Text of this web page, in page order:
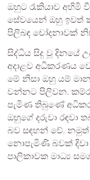
ඔහුට රැකියාව අහිමි
සේවයෙන් ඔහු ඉවත්
පිලිබඳ චෝදනාවක්
සිද්ධිය සිදු වූ දිනයේ
අදාළව අධිකරණය
මේ නිසා ඔහු යම්
වන්නට පිලිවන.
පැමිණ තිබුණේ
ඔහුගේ දරුවා රඳවා
බව සඳහන් වේ.
නොපැමිණි බවක් දිවා
පාලිකාවක මාධ්‍ය